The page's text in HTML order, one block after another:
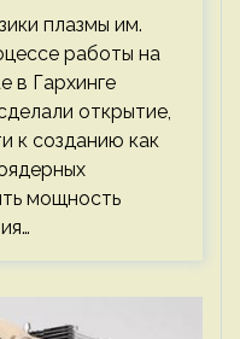
плазмы им.
работы на
в Гархинге
открытие,
к созданию как
мощность